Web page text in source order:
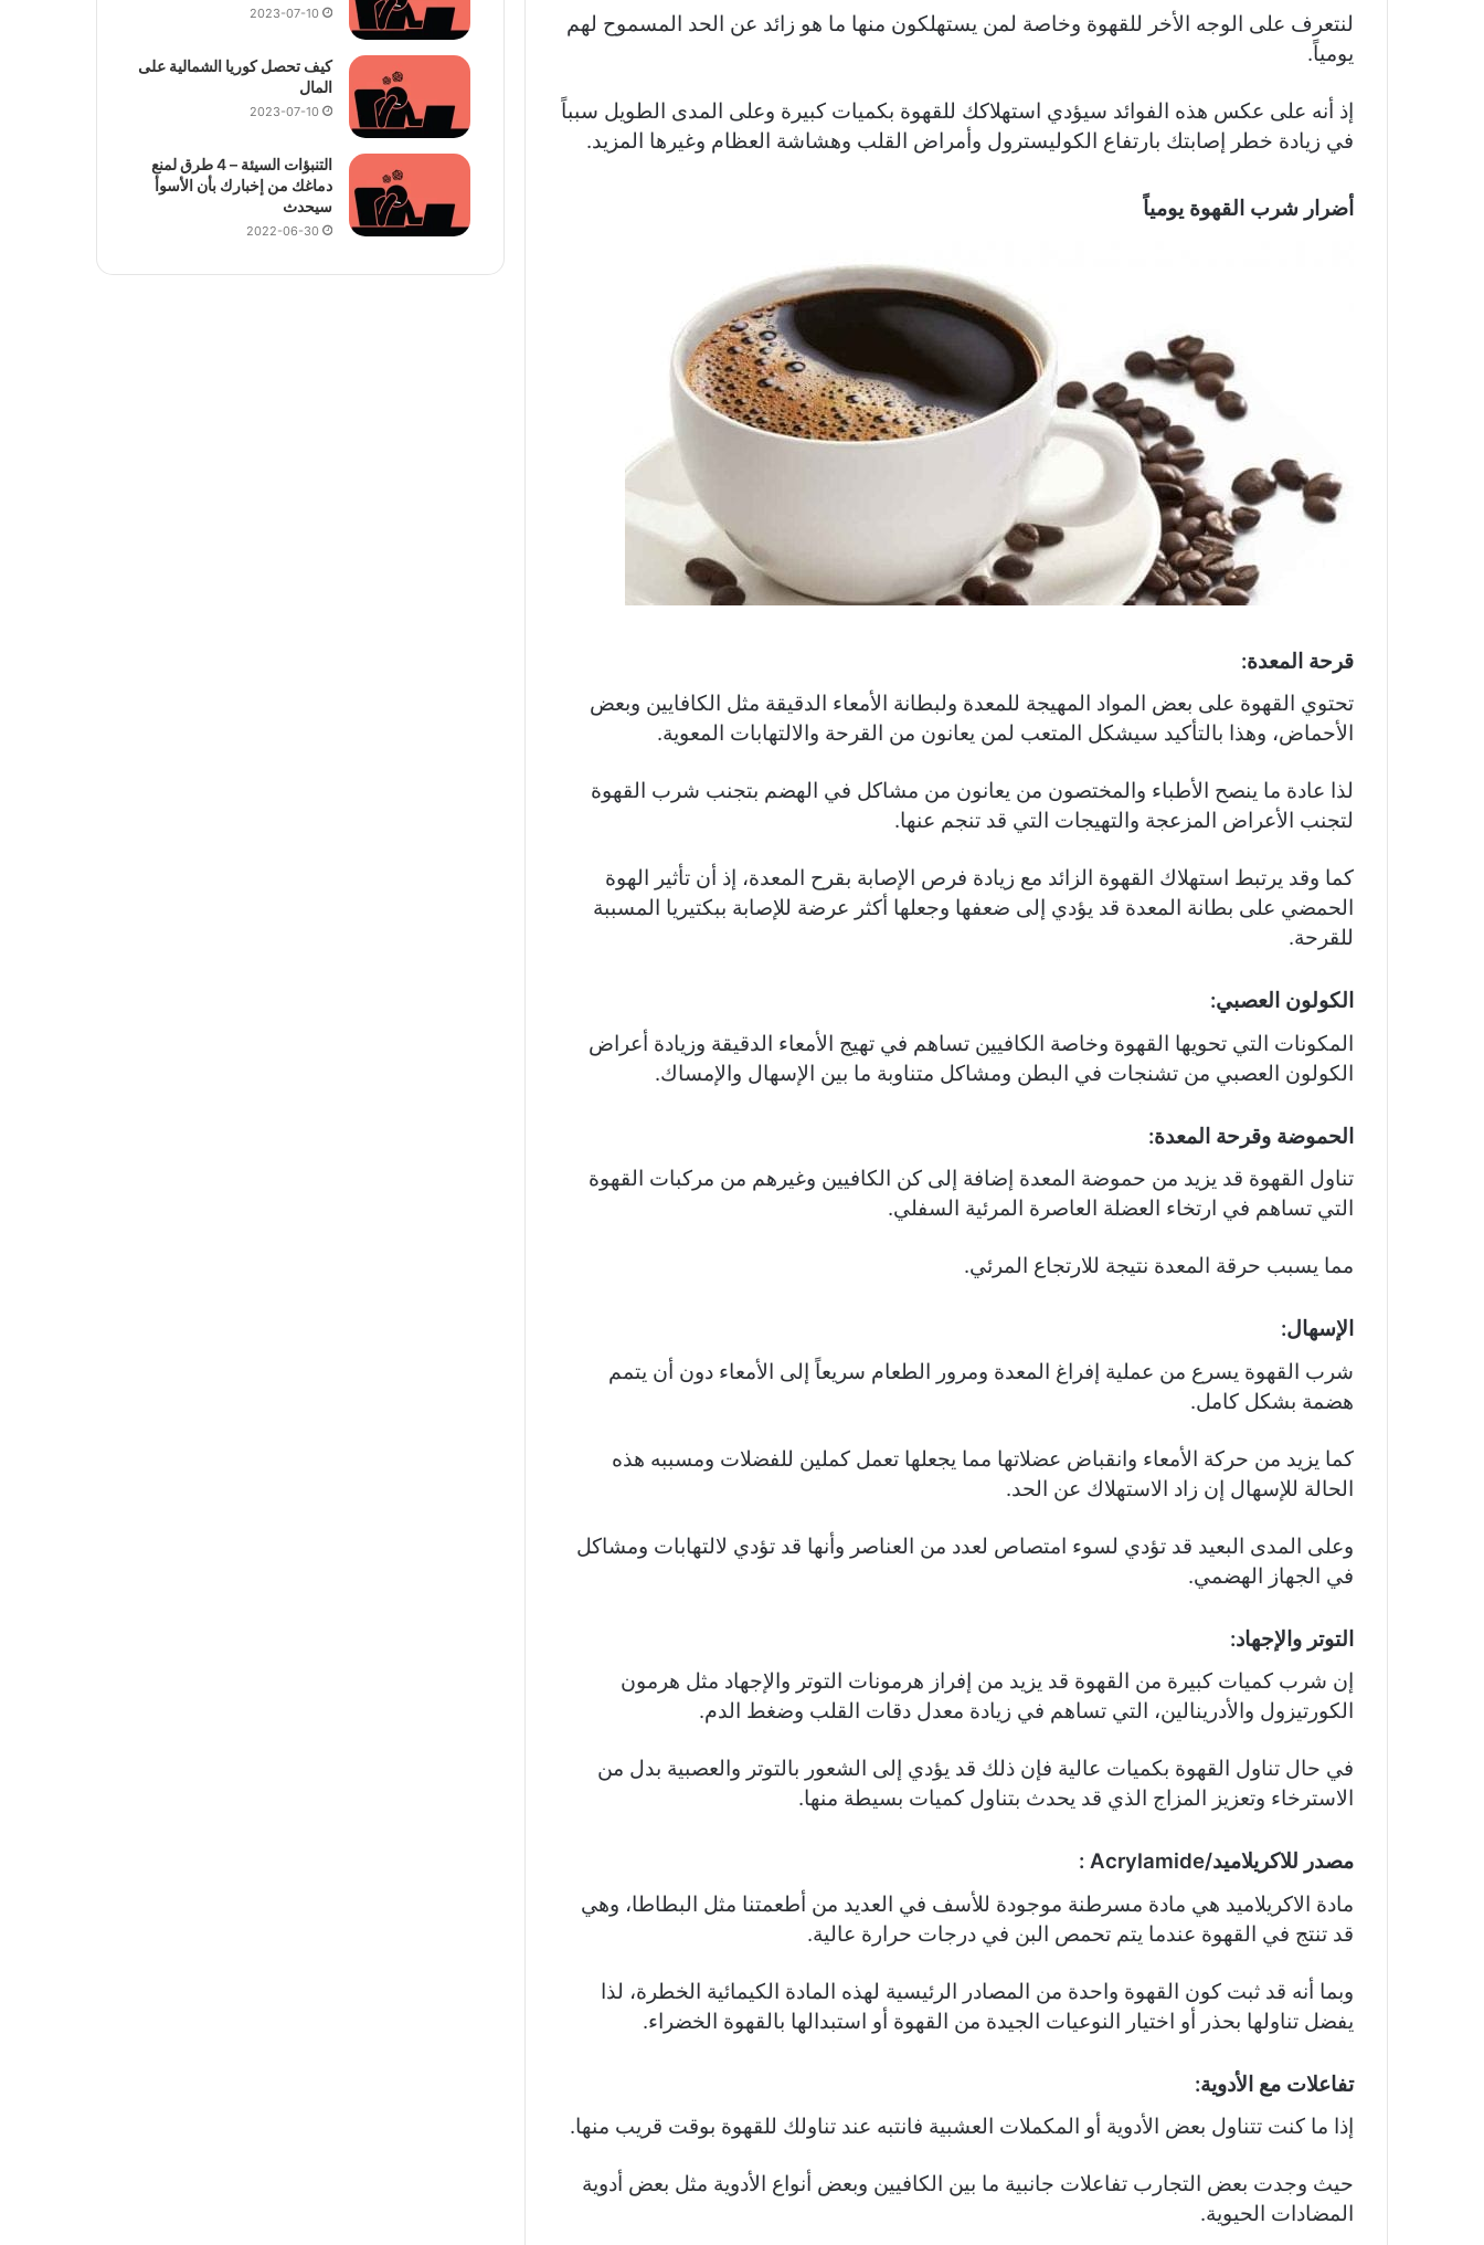
لنتعرف على الوجه الأخر للقهوة وخاصة لمن يستهلكون منها ما هو زائد عن الحد المسموح لهم
يومياً.
إذ أنه على عكس هذه الفوائد سيؤدي استهلاكك للقهوة بكميات كبيرة وعلى المدى الطويل سبباً
في زيادة خطر إصابتك بارتفاع الكوليسترول وأمراض القلب وهشاشة العظام وغيرها المزيد.
أضرار شرب القهوة يومياً
قرحة المعدة:
تحتوي القهوة على بعض المواد المهيجة للمعدة ولبطانة الأمعاء الدقيقة مثل الكافايين وبعض
الأحماض، وهذا بالتأكيد سيشكل المتعب لمن يعانون من القرحة والالتهابات المعوية.
لذا عادة ما ينصح الأطباء والمختصون من يعانون من مشاكل في الهضم بتجنب شرب القهوة
لتجنب الأعراض المزعجة والتهيجات التي قد تنجم عنها.
كما وقد يرتبط استهلاك القهوة الزائد مع زيادة فرص الإصابة بقرح المعدة، إذ أن تأثير الهوة
الحمضي على بطانة المعدة قد يؤدي إلى ضعفها وجعلها أكثر عرضة للإصابة ببكتيريا المسببة
للقرحة.
الكولون العصبي:
المكونات التي تحويها القهوة وخاصة الكافيين تساهم في تهيج الأمعاء الدقيقة وزيادة أعراض
الكولون العصبي من تشنجات في البطن ومشاكل متناوبة ما بين الإسهال والإمساك.
الحموضة وقرحة المعدة:
تناول القهوة قد يزيد من حموضة المعدة إضافة إلى كن الكافيين وغيرهم من مركبات القهوة
التي تساهم في ارتخاء العضلة العاصرة المرئية السفلي.
مما يسبب حرقة المعدة نتيجة للارتجاع المرئي.
الإسهال:
شرب القهوة يسرع من عملية إفراغ المعدة ومرور الطعام سريعاً إلى الأمعاء دون أن يتمم
هضمة بشكل كامل.
كما يزيد من حركة الأمعاء وانقباض عضلاتها مما يجعلها تعمل كملين للفضلات ومسببه هذه
الحالة للإسهال إن زاد الاستهلاك عن الحد.
وعلى المدى البعيد قد تؤدي لسوء امتصاص لعدد من العناصر وأنها قد تؤدي لالتهابات ومشاكل
في الجهاز الهضمي.
التوتر والإجهاد:
إن شرب كميات كبيرة من القهوة قد يزيد من إفراز هرمونات التوتر والإجهاد مثل هرمون
الكورتيزول والأدرينالين، التي تساهم في زيادة معدل دقات القلب وضغط الدم.
في حال تناول القهوة بكميات عالية فإن ذلك قد يؤدي إلى الشعور بالتوتر والعصبية بدل من
الاسترخاء وتعزيز المزاج الذي قد يحدث بتناول كميات بسيطة منها.
مصدر للاكريلاميد/Acrylamide
:
مادة الاكريلاميد هي مادة مسرطنة موجودة للأسف في العديد من أطعمتنا مثل البطاطا، وهي
قد تنتج في القهوة عندما يتم تحمص البن في درجات حرارة عالية.
وبما أنه قد ثبت كون القهوة واحدة من المصادر الرئيسية لهذه المادة الكيمائية الخطرة، لذا
يفضل تناولها بحذر أو اختيار النوعيات الجيدة من القهوة أو استبدالها بالقهوة الخضراء.
تفاعلات مع الأدوية:
إذا ما كنت تتناول بعض الأدوية أو المكملات العشبية فانتبه عند تناولك للقهوة بوقت قريب منها.
حيث وجدت بعض التجارب تفاعلات جانبية ما بين الكافيين وبعض أنواع الأدوية مثل بعض أدوية
المضادات الحيوية.
2023-07-10
كيف تحصل كوريا الشمالية على
المال
2023-07-10
التنبؤات السيئة – 4 طرق لمنع
دماغك من إخبارك بأن الأسوأ
سيحدث
2022-06-30